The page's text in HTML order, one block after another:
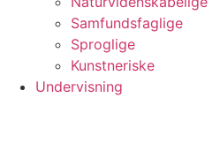
Samfundsfaglige
Sproglige
Kunstneriske
Undervisning